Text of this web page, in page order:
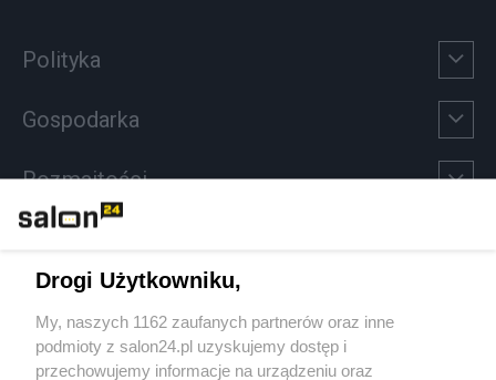
Polityka
Gospodarka
Rozmaitości
Sport
Społeczeństwo
Drogi Użytkowniku,
My, naszych 1162 zaufanych partnerów oraz inne
podmioty z salon24.pl uzyskujemy dostęp i
przechowujemy informacje na urządzeniu oraz